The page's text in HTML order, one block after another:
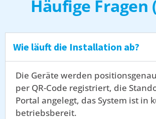
Häufige Fragen
Wie läuft die Installation ab?
Die Geräte werden
per QR-Code registriert, die
Portal angelegt, das System ist in
betriebsbereit.